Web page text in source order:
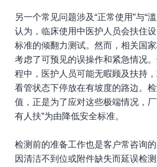
另一个常见问题涉及“正常使用”与“
认为，临床使用中医护人员会扶住
标准的倾翻力测试。然而，相关国
考虑了可预见的误操作和紧急情况
程中，医护人员可能无暇顾及扶持
看管状态下停放在有坡度的路边。
值，正是为了应对这些极端情况，
有人扶”为由降低安全标准。
检测前的准备工作也是客户常咨询
因清洁不到位或附件缺失而延误检